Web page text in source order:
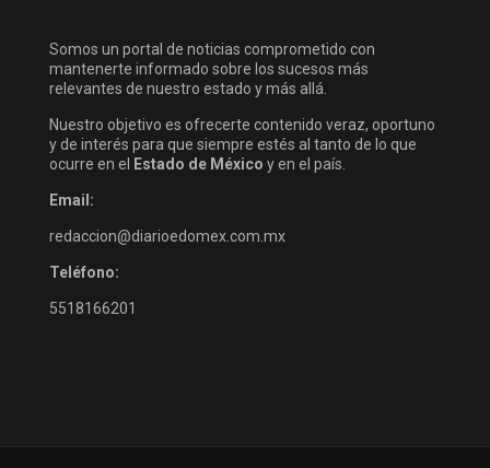
Somos un portal de noticias comprometido con
mantenerte informado sobre los sucesos más
relevantes de nuestro estado y más allá.
Nuestro objetivo es ofrecerte contenido veraz, oportuno
y de interés para que siempre estés al tanto de lo que
ocurre en el
Estado de México y en el país.
Email:
redaccion@diarioedomex.com.mx
Teléfono:
5518166201